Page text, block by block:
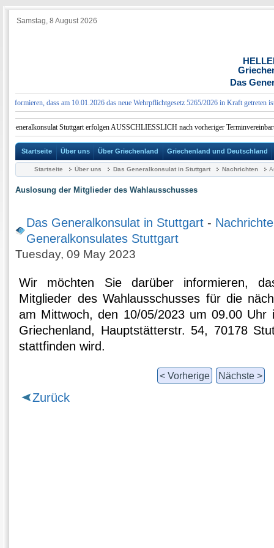
Samstag, 8 August 2026
Das
dass am 10.01.2026 das neue Wehrpflichtgesetz 5265/2026 in Kraft getreten ist,
Stuttgart erfolgen AUSSCHLIESSLICH nach vorheriger
Startseite Über uns Über Griechenland Griechenland und Deutschland
Startseite Über uns Das Generalkonsulat in Stuttgart Nachrichten
Auslosung der Mitglieder des Wahlausschusses
Das Generalkonsulat in Stuttgart -
Generalkonsulates Stuttgart
Tuesday, 09 May 2023
Wir möchten Sie darüber informieren,
Mitglieder des Wahlausschusses für die
am Mittwoch, den 10/05/2023 um 09.00 Uhr
Griechenland, Hauptstätterstr. 54, 70178
stattfinden wird.
< Vorherige Nächste >
Zurück